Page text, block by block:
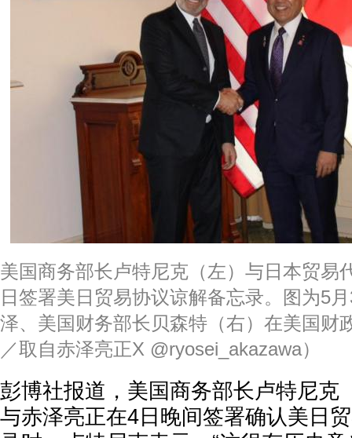
美国商务部长卢特尼克（左）与日本贸易
日签署美日贸易协议谅解备忘录。图为5
泽、美国财务部长贝森特（右）在美国财
／取自赤泽亮正X @ryosei_akazawa）
彭博社报道，美国商务部长卢特尼克
与赤泽亮正在4日晚间签署确认美日